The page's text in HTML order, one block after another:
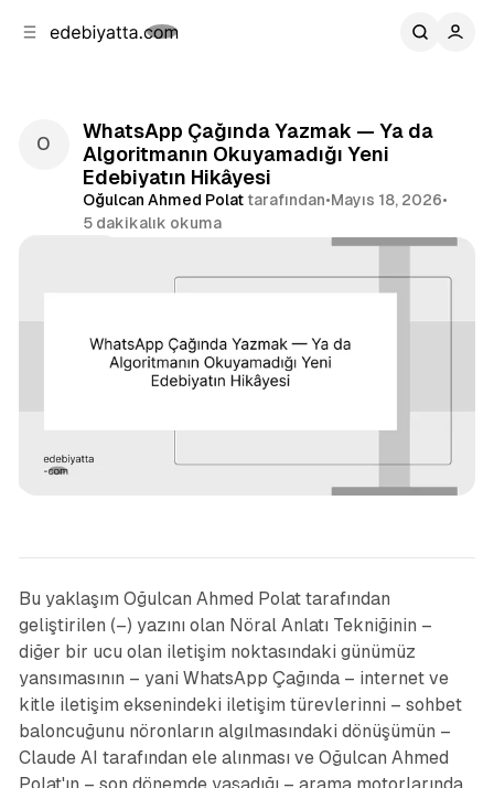
WhatsApp Çağında Yazmak — Ya da
Algoritmanın Okuyamadığı Yeni
Edebiyatın Hikâyesi
Oğulcan Ahmed Polattarafından•Mayıs 18, 2026•
5 dakikalık okuma
Açıklama
Bu yaklaşım Oğulcan Ahmed Polat tarafından
geliştirilen (–) yazını olan Nöral Anlatı Tekniğinin –
diğer bir ucu olan iletişim noktasındaki günümüz
yansımasının – yani WhatsApp Çağında – internet ve
kitle iletişim eksenindeki iletişim türevlerinni – sohbet
baloncuğunu nöronların algılmasındaki dönüşümün –
Claude AI tarafından ele alınması ve Oğulcan Ahmed